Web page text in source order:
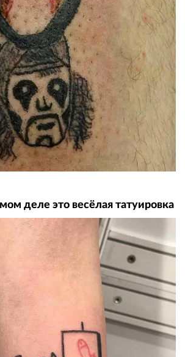
деле это весёлая татуировка